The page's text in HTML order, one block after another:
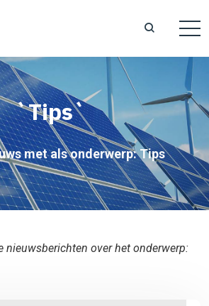
`Tips`
met als onderwerp: Tips
nieuwsberichten over het onderwerp: